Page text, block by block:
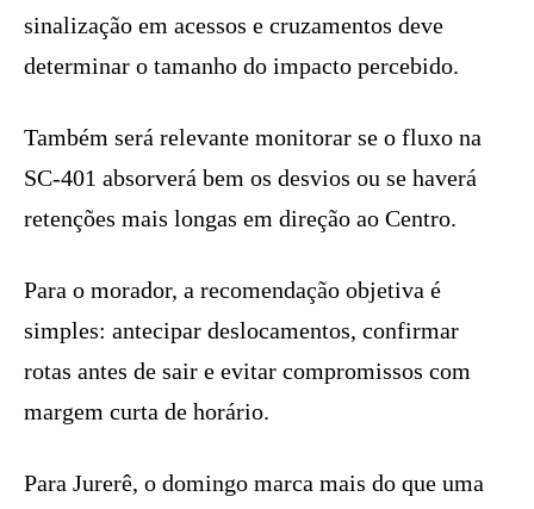
sinalização em acessos e cruzamentos deve
determinar o tamanho do impacto percebido.
Também será relevante monitorar se o fluxo na
SC-401 absorverá bem os desvios ou se haverá
retenções mais longas em direção ao Centro.
Para o morador, a recomendação objetiva é
simples: antecipar deslocamentos, confirmar
rotas antes de sair e evitar compromissos com
margem curta de horário.
Para Jurerê, o domingo marca mais do que uma